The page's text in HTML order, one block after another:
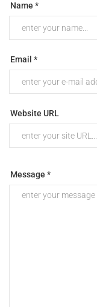
Name *
Email *
Website URL
Message *